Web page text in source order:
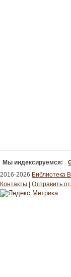
Мы индексируемся:
2016-2026 Библиотека
Контакты
Отправить